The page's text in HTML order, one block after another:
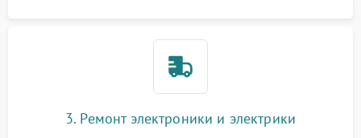
3. Ремонт электроники и электрики